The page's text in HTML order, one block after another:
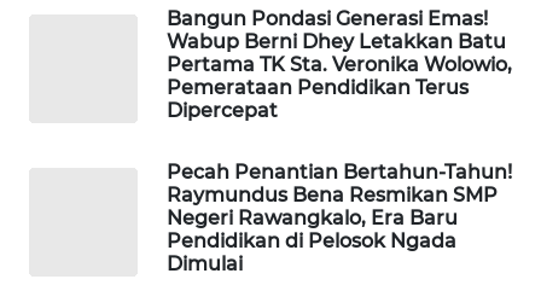
Bangun Pondasi Generasi Emas!
Wabup Berni Dhey Letakkan Batu
Pertama TK Sta. Veronika Wolowio,
Pemerataan Pendidikan Terus
Dipercepat
Pecah Penantian Bertahun-Tahun!
Raymundus Bena Resmikan SMP
Negeri Rawangkalo, Era Baru
Pendidikan di Pelosok Ngada
Dimulai